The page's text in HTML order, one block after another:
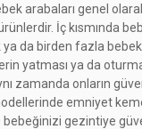
arabaları genel
İç kısmında
da birden fazla
yatması ya da
zamanda onların
emniyet
gezintiye